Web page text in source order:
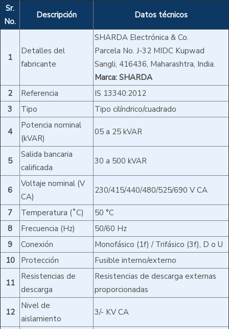
Sr.
No.
Descripción Datos técnicos
1
Detalles del
fabricante
SHARDA Electrónica & Co.
Parcela No. J-32 MIDC Kupwad
Sangli, 416436, Maharashtra, India.
Marca: SHARDA
2
Referencia
IS 13340:2012
3
Tipo Tipo cilíndrico/cuadrado
4
Potencia nominal
(kVAR)
05 a 25 kVAR
5
Salida bancaria
calificada
30 a 500 kVAR
6
Voltaje nominal (V
CA)
230/415/440/480/525/690 V CA
7 Temperatura (˚C)
50 °C
8
Frecuencia (Hz)
50/60 Hz
9
Conexión
Monofásico (1f) / Trifásico (3f), D o U
10
Protección Fusible interno/externo
11
Resistencias de
descarga
Resistencias de descarga externas
proporcionadas
12
Nivel de
aislamiento
3/- KV CA